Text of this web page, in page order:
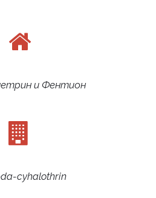
и Фентион
cyhalothrin